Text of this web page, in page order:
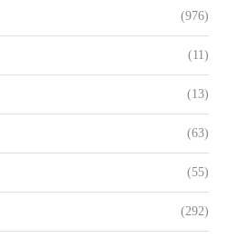
(976)
(11)
(13)
(63)
(55)
(292)